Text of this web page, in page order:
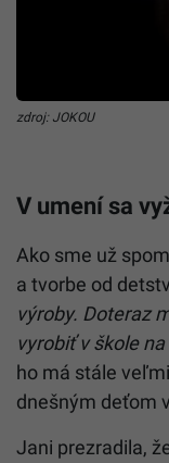
zdroj: JOKOU
V umení sa
Ako sme už
a tvorbe od
výroby. Doteraz
vyrobiť v škole
ho má stále
dnešným deťom
Jani prezradila,